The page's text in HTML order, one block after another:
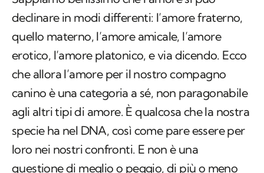
erotico, l’amore platonico, e via dicendo. Ecco
che allora l’amore per il nostro compagno
canino è una categoria a sé, non paragonabile
agli altri tipi di amore. È qualcosa che la nostra
specie ha nel DNA, così come pare essere per
loro nei nostri confronti. E non è una
questione di meglio o peggio, di più o meno
amore. L’amore non ha una misura ne un
limite.